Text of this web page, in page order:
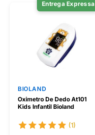
Entrega Expressa
BIOLAND
Oximetro De Dedo At101
Kids Infantil Bioland
(1)